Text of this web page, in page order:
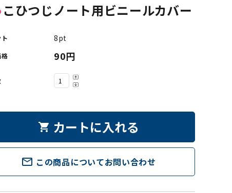
アフリカの言語
DVD
こひつじノート用ビニールカバー
8pt
格 90円
shopping_cart カートに入れる
mail_outline この商品についてお問い合わせ